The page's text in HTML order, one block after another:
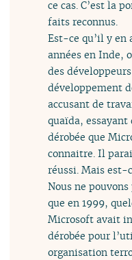
ce cas. C’est la
faits reconnus.
Est-ce qu’il y en
années en Inde,
des
développement
accusant de
quaïda,
dérobée que
connaitre. Il
réussi. Mais est-
Nous ne
que en 1999,
Microsoft avait
dérobée pour
organisation